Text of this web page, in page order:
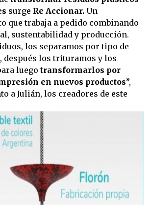
surge Re Accionar. Un
que trabaja a pedido combinando
sustentabilidad y producción.
los separamos por tipo de
después los trituramos y los
luego transformarlos por
en nuevos productos”,
a Julián, los creadores de este